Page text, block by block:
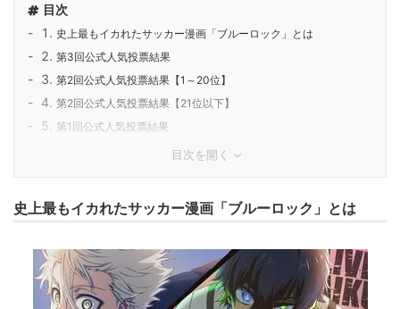
目次
史上最もイカれたサッカー漫画「ブルーロック」とは
第3回公式人気投票結果
第2回公式人気投票結果【1～20位】
第2回公式人気投票結果【21位以下】
第1回公式人気投票結果
目次を開く
史上最もイカれたサッカー漫画「ブルーロック」とは